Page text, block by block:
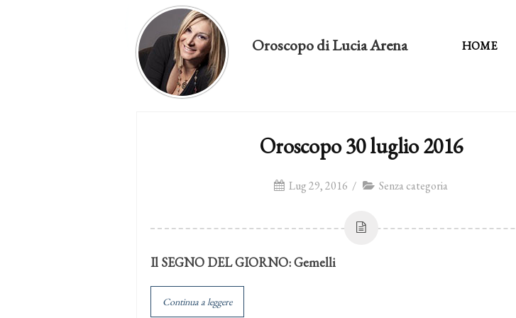
Oroscopo di Lucia Arena HOME
Oroscopo 30 luglio 2016
Lug 29, 2016 / Senza categoria
Il SEGNO DEL GIORNO:Gemelli
Continua a leggere